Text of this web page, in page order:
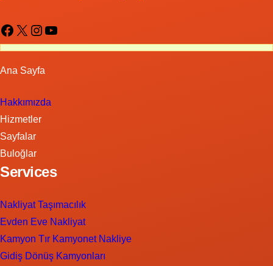
Facebook X Instagram YouTube
Ana Sayfa
Hakkımızda
Hizmetler
Sayfalar
Buloğlar
Services
Nakliyat Taşımacılık
Evden Eve Nakliyat
Kamyon Tır Kamyonet Nakliye
Gidiş Dönüş Kamyonları